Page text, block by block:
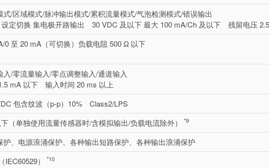
式/区域模式/脉冲输出模式/累积流量模式/气泡检测模式/错误输出
设定切换 集电极开路输出 30 VDC 及以下 最大 100 mA/Ch 及以下 残留电压
0 至 20 mA（可切换）负载电阻 500 Ω 以下
入/零流量输入/零点调整输入/通道输入
mA 以下 输入时间 20 ms 以上
包含纹波（p-p）10% Class2/LPS
（单独使用流量传感器时/含模拟输出/负载电流除外） *9
护、电源浪涌保护、各种输出短路保护、各种输出浪涌保护
IEC60529） *10